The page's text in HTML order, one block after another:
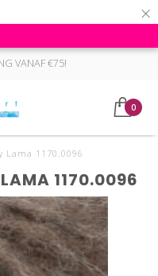
×
VANAF €75!
0
Lama 1170.0096
1170.0096